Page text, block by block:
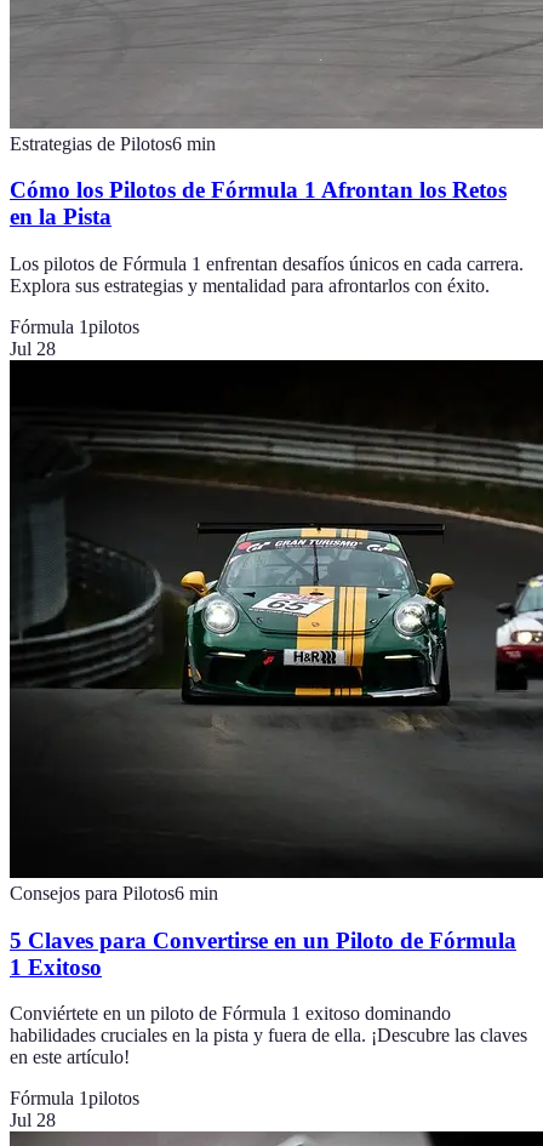
Estrategias de Pilotos6 min
Cómo los Pilotos de Fórmula 1 Afrontan los Retos
en la Pista
Los pilotos de Fórmula 1 enfrentan desafíos únicos en cada carrera.
Explora sus estrategias y mentalidad para afrontarlos con éxito.
Fórmula 1pilotos
Jul 28
Consejos para Pilotos6 min
5 Claves para Convertirse en un Piloto de Fórmula
1 Exitoso
Conviértete en un piloto de Fórmula 1 exitoso dominando
habilidades cruciales en la pista y fuera de ella. ¡Descubre las claves
en este artículo!
Fórmula 1pilotos
Jul 28